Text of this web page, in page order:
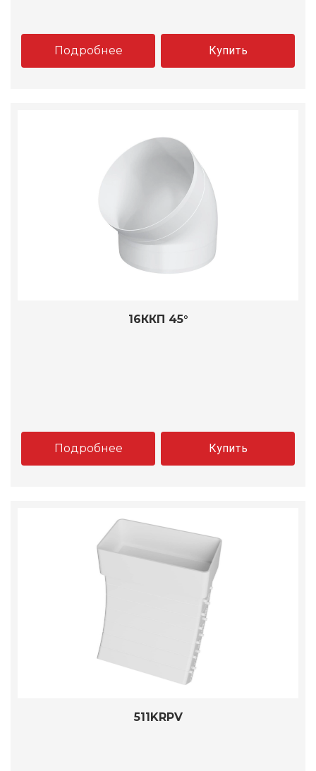
Подробнее Купить
16ККП 45°
Подробнее Купить
511KRPV